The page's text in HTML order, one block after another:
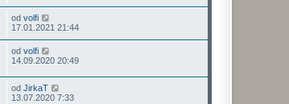
od volfi
17.01.2021 21:44
od volfi
14.09.2020 20:49
od JirkaT
13.07.2020 7:33